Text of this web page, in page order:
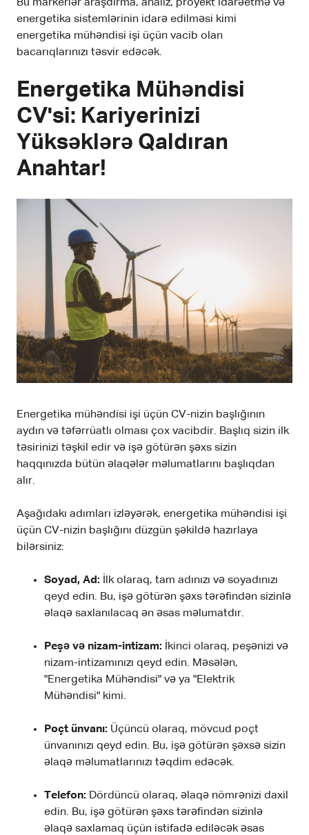
Bu markerlər araşdırma, analiz, proyekt idarəetmə və
energetika sistemlərinin idarə edilməsi kimi
energetika mühəndisi işi üçün vacib olan
bacarıqlarınızı təsvir edəcək.
Energetika Mühəndisi
CV'si: Kariyerinizi
Yüksəklərə Qaldıran
Anahtar!
Energetika mühəndisi işi üçün CV-nizin başlığının
aydın və təfərrüatlı olması çox vacibdir. Başlıq sizin ilk
təsirinizi təşkil edir və işə götürən şəxs sizin
haqqınızda bütün əlaqələr məlumatlarını başlıqdan
alır.
Aşağıdakı adımları izləyərək, energetika mühəndisi işi
üçün CV-nizin başlığını düzgün şəkildə hazırlaya
bilərsiniz:
Soyad, Ad: İlk olaraq, tam adınızı və soyadınızı
qeyd edin. Bu, işə götürən şəxs tərəfindən sizinlə
əlaqə saxlanılacaq ən əsas məlumatdır.
Peşə və nizam-intizam: İkinci olaraq, peşənizi və
nizam-intizamınızı qeyd edin. Məsələn,
"Energetika Mühəndisi" və ya "Elektrik
Mühəndisi" kimi.
Poçt ünvanı: Üçüncü olaraq, mövcud poçt
ünvanınızı qeyd edin. Bu, işə götürən şəxsə sizin
əlaqə məlumatlarınızı təqdim edəcək.
Telefon: Dördüncü olaraq, əlaqə nömrənizi daxil
edin. Bu, işə götürən şəxs tərəfindən sizinlə
əlaqə saxlamaq üçün istifadə ediləcək əsas